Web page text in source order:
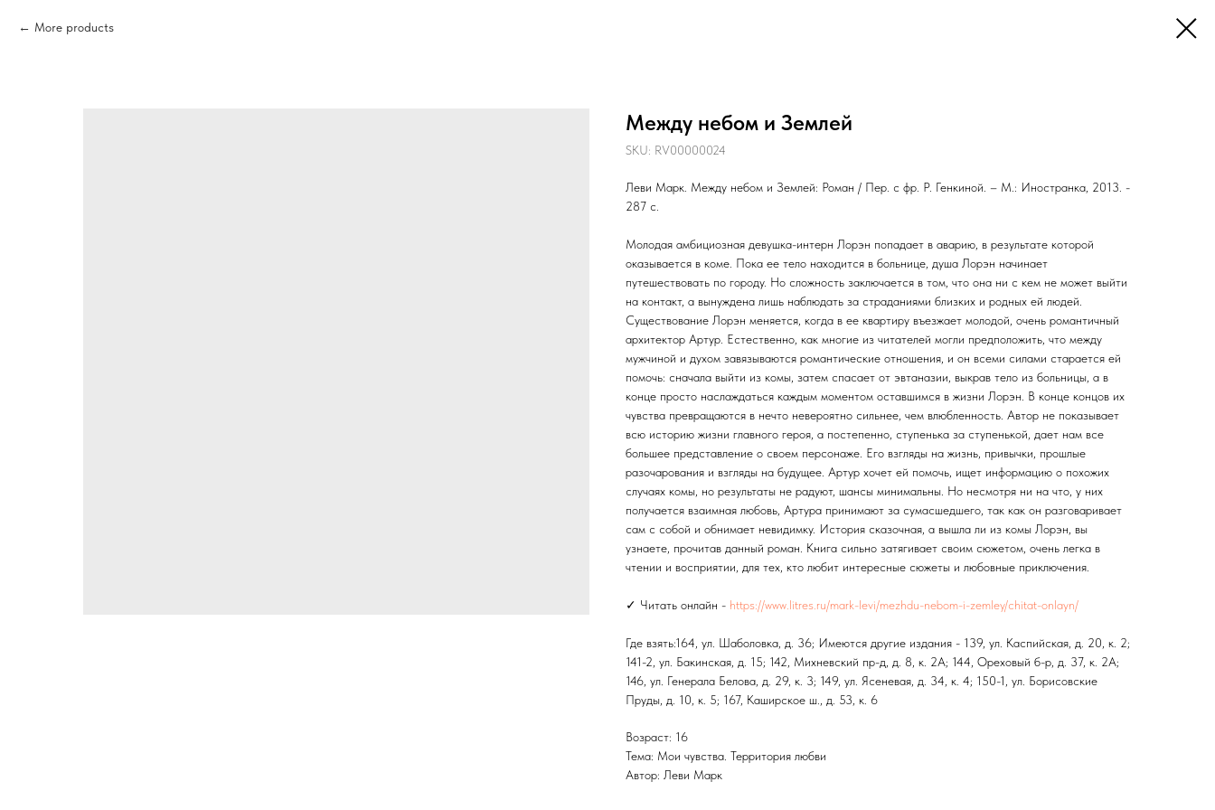
More products
Между небом и Землей
SKU: RV00000024
Леви Марк. Между небом и Землей: Роман / Пер. с фр. Р. Генкиной. – М.: Иностранка, 2013. -
287 с.
Молодая амбициозная девушка-интерн Лорэн попадает в аварию, в результате которой
оказывается в коме. Пока ее тело находится в больнице, душа Лорэн начинает
путешествовать по городу. Но сложность заключается в том, что она ни с кем не может выйти
на контакт, а вынуждена лишь наблюдать за страданиями близких и родных ей людей.
Существование Лорэн меняется, когда в ее квартиру въезжает молодой, очень романтичный
архитектор Артур. Естественно, как многие из читателей могли предположить, что между
мужчиной и духом завязываются романтические отношения, и он всеми силами старается ей
помочь: сначала выйти из комы, затем спасает от эвтаназии, выкрав тело из больницы, а в
конце просто наслаждаться каждым моментом оставшимся в жизни Лорэн. В конце концов их
чувства превращаются в нечто невероятно сильнее, чем влюбленность. Автор не показывает
всю историю жизни главного героя, а постепенно, ступенька за ступенькой, дает нам все
большее представление о своем персонаже. Его взгляды на жизнь, привычки, прошлые
разочарования и взгляды на будущее. Артур хочет ей помочь, ищет информацию о похожих
случаях комы, но результаты не радуют, шансы минимальны. Но несмотря ни на что, у них
получается взаимная любовь, Артура принимают за сумасшедшего, так как он разговаривает
сам с собой и обнимает невидимку. История сказочная, а вышла ли из комы Лорэн, вы
узнаете, прочитав данный роман. Книга сильно затягивает своим сюжетом, очень легка в
чтении и восприятии, для тех, кто любит интересные сюжеты и любовные приключения.
✓ Читать онлайн - https://www.litres.ru/mark-levi/mezhdu-nebom-i-zemley/chitat-onlayn/
Где взять:164, ул. Шаболовка, д. 36; Имеются другие издания - 139, ул. Каспийская, д. 20, к. 2;
141-2, ул. Бакинская, д. 15; 142, Михневский пр-д, д. 8, к. 2А; 144, Ореховый б-р, д. 37, к. 2А;
146, ул. Генерала Белова, д. 29, к. 3; 149, ул. Ясеневая, д. 34, к. 4; 150-1, ул. Борисовские
Пруды, д. 10, к. 5; 167, Каширское ш., д. 53, к. 6
Возраст: 16
Тема: Мои чувства. Территория любви
Автор: Леви Марк